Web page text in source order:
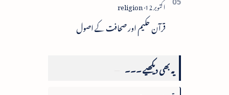
قرآن حکیم اور صحافت کے اصول
یہ بھی دیکھیے ۔۔۔